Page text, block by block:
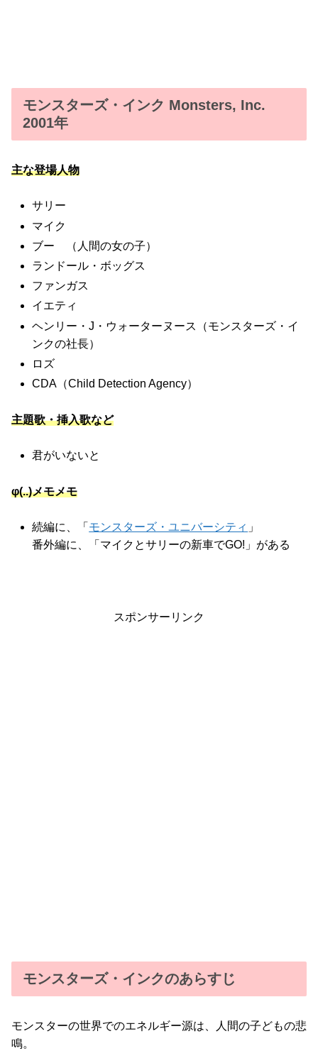
モンスターズ・インク Monsters, Inc.
2001年
主な登場人物
サリー
マイク
ブー （人間の女の子）
ランドール・ボッグス
ファンガス
イエティ
ヘンリー・J・ウォーターヌース（モンスターズ・イ
ンクの社長）
ロズ
CDA（Child Detection Agency）
主題歌・挿入歌など
君がいないと
φ(..)メモメモ
続編に、「 モンスターズ・ユニバーシティ 」
番外編に、「マイクとサリーの新車でGO!」がある
スポンサーリンク
モンスターズ・インクのあらすじ
モンスターの世界でのエネルギー源は、人間の子どもの悲
鳴。